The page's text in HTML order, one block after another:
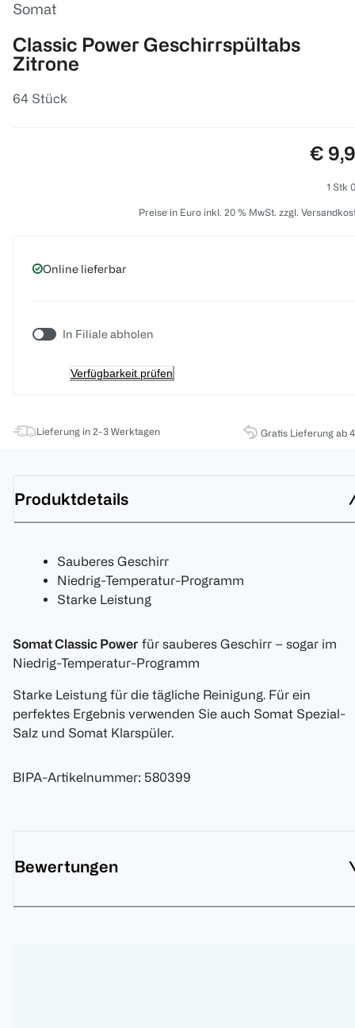
Somat
Classic Power Geschirrspültabs
Zitrone
64 Stück
€
1 Stk
Preise in Euro inkl. 20 % MwSt. zzgl.
Online lieferbar
In Filiale abholen
Verfügbarkeit prüfen
Lieferung in 2-3 Werktagen Gratis Lieferung ab
Produktdetails
Sauberes Geschirr
Niedrig-Temperatur-Programm
Starke Leistung
Somat Classic Power für sauberes Geschirr – sogar im
Niedrig-Temperatur-Programm
Starke Leistung für die tägliche Reinigung. Für ein
perfektes Ergebnis verwenden Sie auch Somat Spezial-
Salz und Somat Klarspüler.
BIPA-Artikelnummer: 580399
Bewertungen